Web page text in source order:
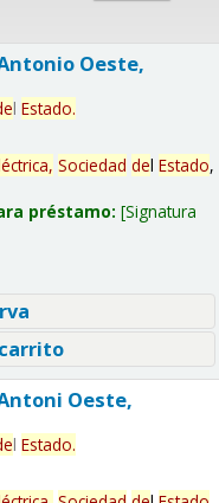
Oeste,
l Estado.
Sociedad del Estado,
préstamo: Signatura
Oeste,
l Estado.